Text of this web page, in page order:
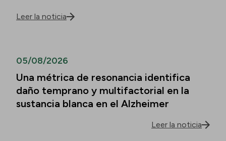
Leer la noticia
05/08/2026
Una métrica de resonancia identifica
daño temprano y multifactorial en la
sustancia blanca en el Alzheimer
Leer la noticia